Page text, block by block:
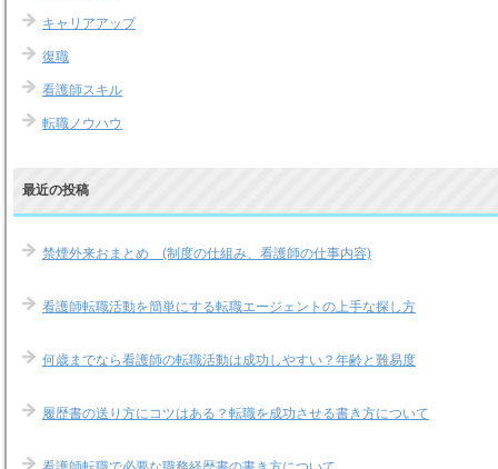
キャリアアップ
復職
看護師スキル
転職ノウハウ
最近の投稿
禁煙外来おまとめ (制度の仕組み、看護師の仕事内容)
看護師転職活動を簡単にする転職エージェントの上手な探し方
何歳までなら看護師の転職活動は成功しやすい？年齢と難易度
履歴書の送り方にコツはある？転職を成功させる書き方について